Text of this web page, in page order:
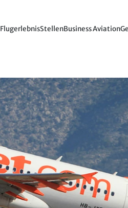
FlugerlebnisStellenBusiness Aviation